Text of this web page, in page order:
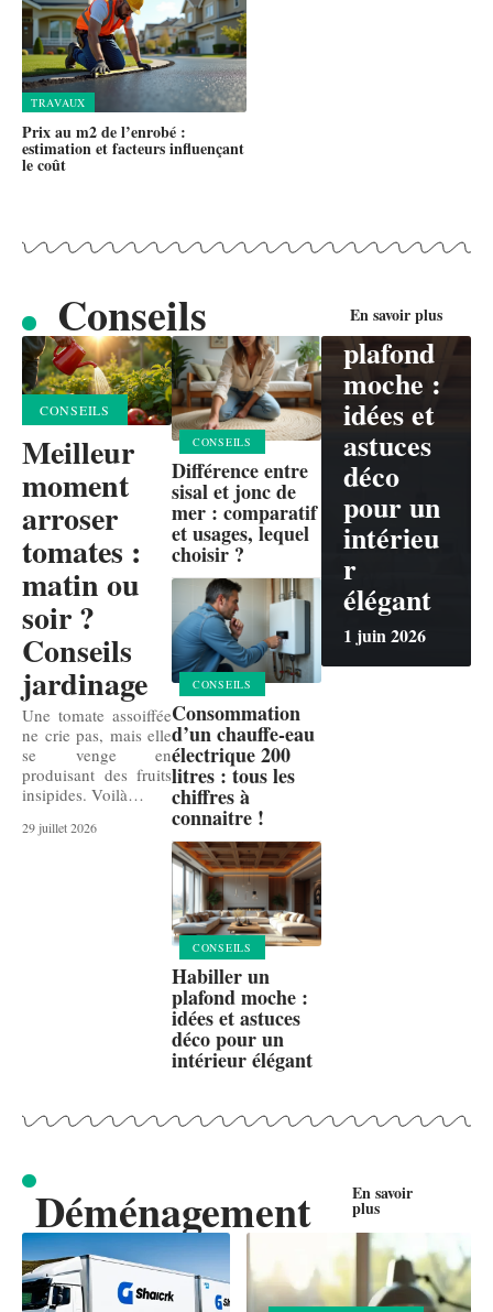
TRAVAUX
Prix au m2 de l’enrobé :
estimation et facteurs influençant
le coût
Conseils En savoir plus
CONSEILS
Meilleur
moment
arroser
tomates :
matin ou
soir ?
Conseils
jardinage
Une tomate assoiffée
ne crie pas, mais elle
se venge en
produisant des fruits
insipides. Voilà…
29 juillet 2026
CONSEILS
Différence entre
sisal et jonc de
mer : comparatif
et usages, lequel
choisir ?
CONSEILS
Consommation
d’un chauffe-eau
électrique 200
litres : tous les
chiffres à
connaitre !
CONSEILS
Habiller un
plafond moche :
idées et astuces
déco pour un
intérieur élégant
CONSEILS
un
plafond
moche :
idées et
astuces
déco
pour un
intérieu
r
élégant
1 juin 2026
Déménagement En savoir
plus